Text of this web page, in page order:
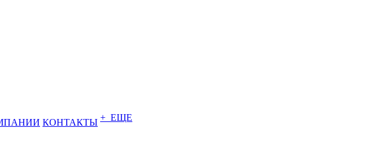
КОНТАКТЫ + ЕЩЕ